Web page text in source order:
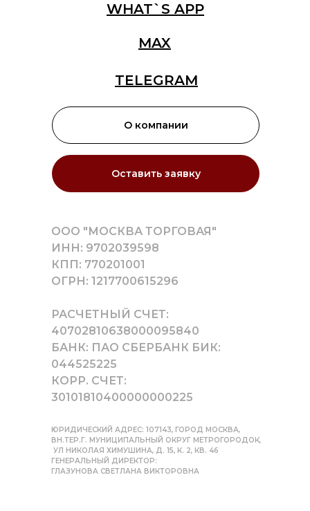
Оставить заявку
О компании
MAX
TELEGRAM
WHAT`S APP
ООО "МОСКВА ТОРГОВАЯ"
ИНН: 9702039598
КПП: 770201001
ОГРН: 1217700615296
РАСЧЕТНЫЙ СЧЕТ:
40702810638000095840
БАНК: ПАО СБЕРБАНК БИК:
044525225
КОРР. СЧЕТ:
30101810400000000225
ЮРИДИЧЕСКИЙ АДРЕС: 107143, ГОРОД МОСКВА,
ВН.ТЕР.Г. МУНИЦИПАЛЬНЫЙ ОКРУГ МЕТРОГОРОДОК,
УЛ НИКОЛАЯ ХИМУШИНА, Д. 15, К. 2, КВ. 46
ГЕНЕРАЛЬНЫЙ ДИРЕКТОР:
ГЛАЗУНОВА СВЕТЛАНА ВИКТОРОВНА